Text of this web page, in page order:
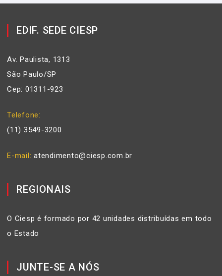
EDIF. SEDE CIESP
Av. Paulista, 1313
São Paulo/SP
Cep: 01311-923
Telefone
(11) 3549-3200
E-mail atendimento@ciesp.com.br
REGIONAIS
O Ciesp é formado por 42 unidades distribuídas em todo
o Estado
JUNTE-SE A NÓS